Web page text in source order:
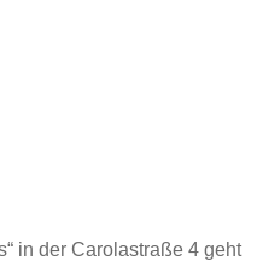
in der Carolastraße 4 geht